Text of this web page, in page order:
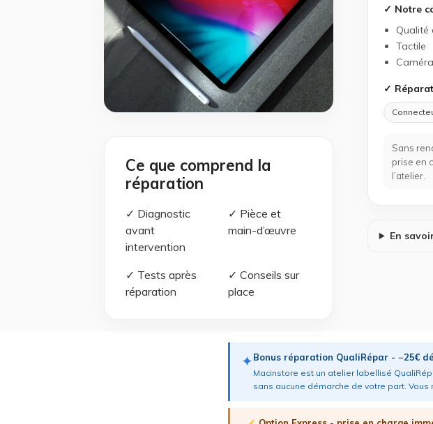
Ce que comprend la
réparation
✓ Diagnostic
avant
intervention
✓ Pièce et
main-d’œuvre
✓ Tests après
réparation
✓ Conseils sur
place
✓ Notre
Qualité
Tactile
✓
Sans
prise en
l’atelier.
En
✦Bonus réparation QualiRépar - −25€
Macinstore est un atelier labellisé
sans aucune démarche de votre part.